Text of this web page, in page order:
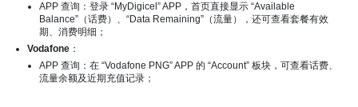
APP 查询：登录 “MyDigicel” APP，首页直接显示 “Available
Balance”（话费）、“Data Remaining”（流量），还可查看套餐有效
期、消费明细；
Vodafone ：
APP 查询：在 “Vodafone PNG” APP 的 “Account” 板块，可查看话费、
流量余额及近期充值记录；